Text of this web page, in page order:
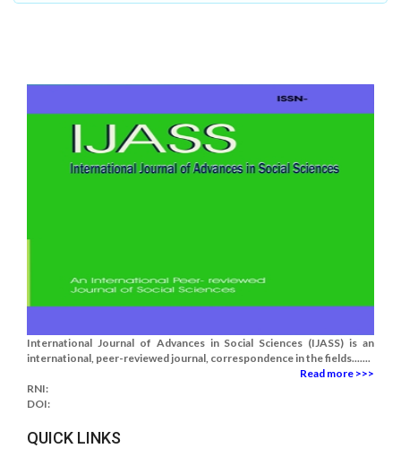
International Journal of Advances in Social Sciences (IJASS) is an
international, peer-reviewed journal, correspondence in the fields.......
Read more >>>
RNI:
DOI:
QUICK LINKS